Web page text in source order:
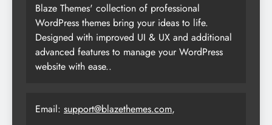
Blaze Themes' collection of professional
WordPress themes bring your ideas to life.
Designed with improved UI & UX and additional
advanced features to manage your WordPress
website with ease..
Email: support@blazethemes.com,